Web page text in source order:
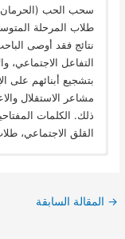
سحب الحب (الحرمان
طلاب المرحلة
نتائج فقد أوصى
التفاعل الاجتماعي،
بتشجيع أبنائهم على
مشاعر الاستقلال
ذلك. الكلمات
القلق الاجتماعي،
→ المقالة السابقة